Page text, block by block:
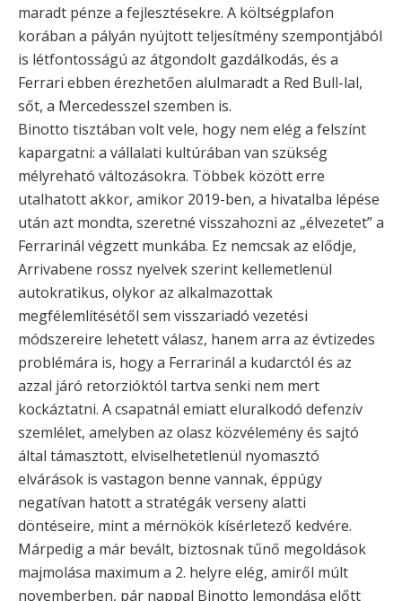
maradt pénze a fejlesztésekre. A költségplafon
korában a pályán nyújtott teljesítmény szempontjából
is létfontosságú az átgondolt gazdálkodás, és a
Ferrari ebben érezhetően alulmaradt a Red Bull-lal,
sőt, a Mercedesszel szemben is.
Binotto tisztában volt vele, hogy nem elég a felszínt
kapargatni: a vállalati kultúrában van szükség
mélyreható változásokra. Többek között erre
utalhatott akkor, amikor 2019-ben, a hivatalba lépése
után azt mondta, szeretné visszahozni az „élvezetet” a
Ferrarinál végzett munkába. Ez nemcsak az elődje,
Arrivabene rossz nyelvek szerint kellemetlenül
autokratikus, olykor az alkalmazottak
megfélemlítésétől sem visszariadó vezetési
módszereire lehetett válasz, hanem arra az évtizedes
problémára is, hogy a Ferrarinál a kudarctól és az
azzal járó retorzióktól tartva senki nem mert
kockáztatni. A csapatnál emiatt eluralkodó defenzív
szemlélet, amelyben az olasz közvélemény és sajtó
által támasztott, elviselhetetlenül nyomasztó
elvárások is vastagon benne vannak, éppúgy
negatívan hatott a stratégák verseny alatti
döntéseire, mint a mérnökök kísérletező kedvére.
Márpedig a már bevált, biztosnak tűnő megoldások
majmolása maximum a 2. helyre elég, amiről múlt
novemberben, pár nappal Binotto lemondása előtt